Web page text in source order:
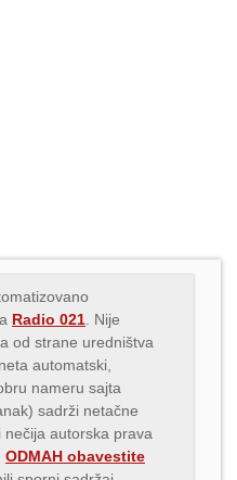
Radio 021 . Nije
od strane uredništva
automatski,
nameru sajta
sadrži netačne
autorska prava
ODMAH obavestite